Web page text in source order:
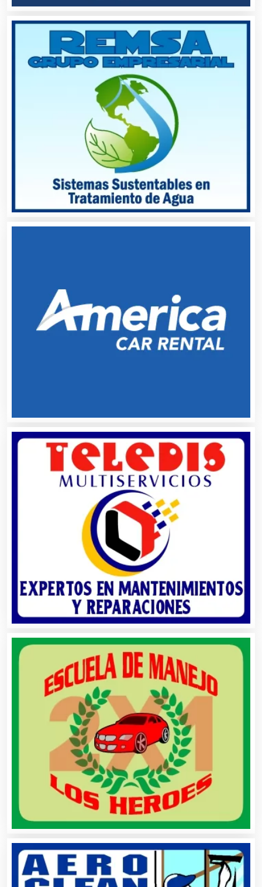
Alquiler de Sillas y Mesas
Alquiler de Trajes de Etiqueta
Alta Costura
Análisis de Aguas
Animadores de Eventos
Arquitectos
Artes Gráficas
Artesanías
Artículos de Oficina
Artículos de Piel
Artículos Deportivos
Artículos Importados
Artículos para el Hogar
Artículos para Regalos
Artículos Personales